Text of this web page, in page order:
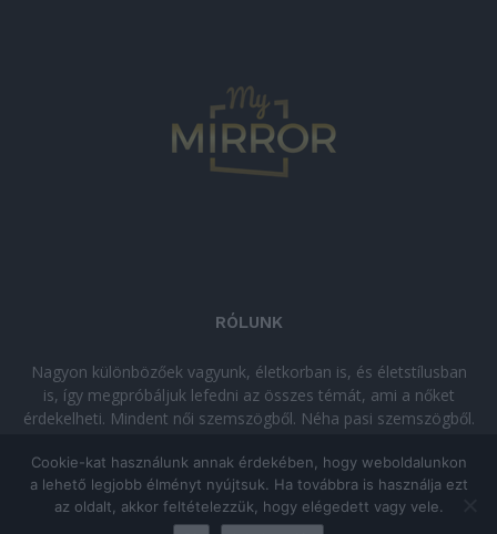
RÓLUNK
Nagyon különbözőek vagyunk, életkorban is, és életstílusban
is, így megpróbáljuk lefedni az összes témát, ami a nőket
érdekelheti. Mindent női szemszögből. Néha pasi szemszögből.
kikapcsolódásra vágysz!
© Copyright 2026 - mymirror.huADATKEZELÉSI TÁJÉKOZTATÓ
Cookie-kat használunk annak érdekében, hogy weboldalunkon
a lehető legjobb élményt nyújtsuk. Ha továbbra is használja ezt
az oldalt, akkor feltételezzük, hogy elégedett vagy vele.